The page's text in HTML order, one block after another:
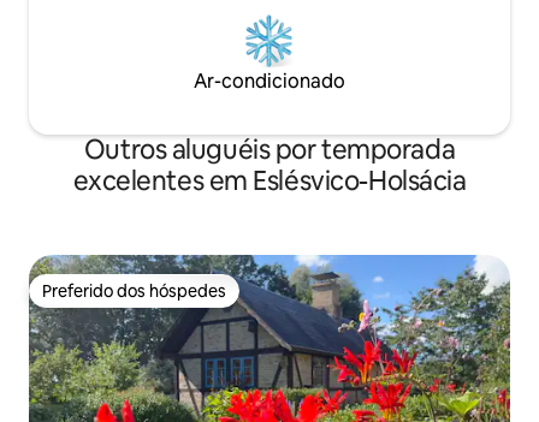
Ar-condicionado
Outros aluguéis por temporada
excelentes em Eslésvico-Holsácia
Preferido dos hóspedes
Preferido dos hóspedes